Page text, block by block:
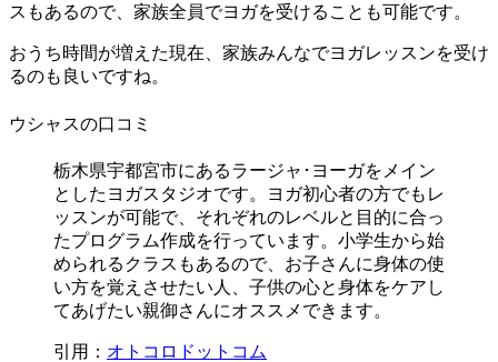
スもあるので、家族全員でヨガを受けることも可能です。
おうち時間が増えた現在、家族みんなでヨガレッスンを受け
るのも良いですね。
ウシャスの口コミ
栃木県宇都宮市にあるラージャ･ヨーガをメイン
としたヨガスタジオです。ヨガ初心者の方でもレ
ッスンが可能で、それぞれのレベルと目的に合っ
たプログラム作成を行っています。小学生から始
められるクラスもあるので、お子さんに身体の使
い方を覚えさせたい人、子供の心と身体をケアし
てあげたい親御さんにオススメできます。
引用： オトコロドットコム